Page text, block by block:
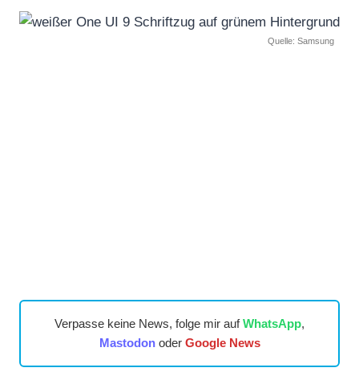
Quelle: Samsung
Verpasse keine News, folge mir aufWhatsApp,
Mastodonoder Google News